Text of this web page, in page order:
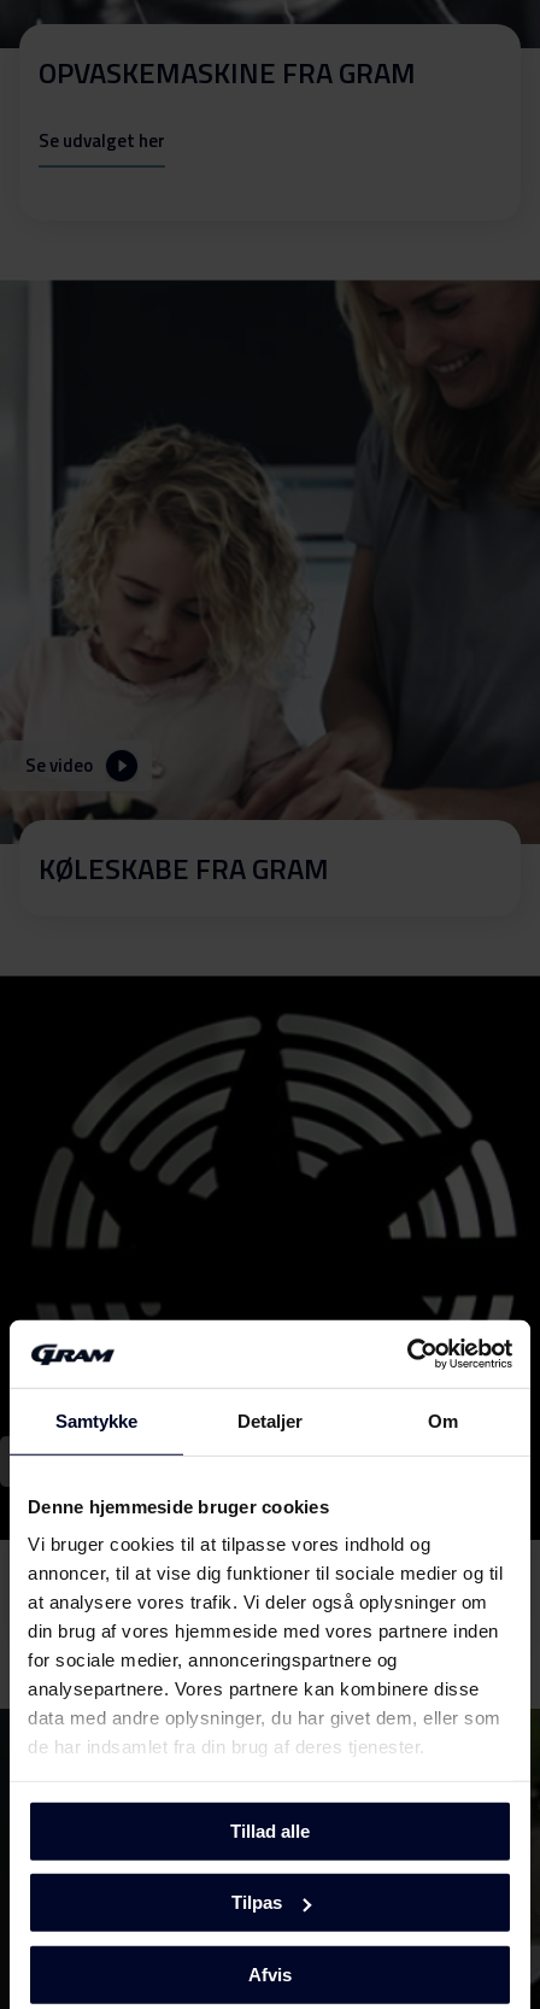
Samtykke Detaljer Om
Denne hjemmeside bruger cookies
Vi bruger cookies til at tilpasse vores indhold og
annoncer, til at vise dig funktioner til sociale medier og til
at analysere vores trafik. Vi deler også oplysninger om
din brug af vores hjemmeside med vores partnere inden
for sociale medier, annonceringspartnere og
analysepartnere. Vores partnere kan kombinere disse
data med andre oplysninger, du har givet dem, eller som
de har indsamlet fra din brug af deres tjenester.
Tillad alle
Tilpas
Afvis
OPVASKEMASKINE FRA GRAM
Se udvalget her
Se video
KØLESKABE FRA GRAM
Se video
GRAM INSPIRERET AF DIG SIDEN
1901